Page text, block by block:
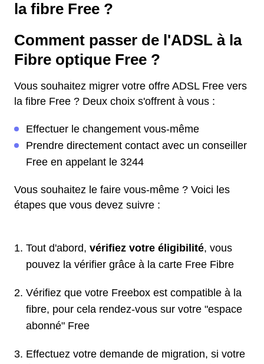
la fibre Free ?
Comment passer de l'ADSL à la
Fibre optique Free ?
Vous souhaitez migrer votre offre ADSL Free vers
la fibre Free ? Deux choix s'offrent à vous :
Effectuer le changement vous-même
Prendre directement contact avec un conseiller
Free en appelant le 3244
Vous souhaitez le faire vous-même ? Voici les
étapes que vous devez suivre :
Tout d'abord, vérifiez votre éligibilité, vous
pouvez la vérifier grâce à la carte Free Fibre
Vérifiez que votre Freebox est compatible à la
fibre, pour cela rendez-vous sur votre "espace
abonné" Free
Effectuez votre demande de migration, si votre